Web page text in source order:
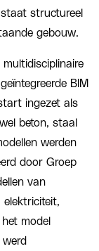
structureel
gebouw.
BIM
ingezet als
beton, staal
werden
door Groep
van
elektriciteit,
model